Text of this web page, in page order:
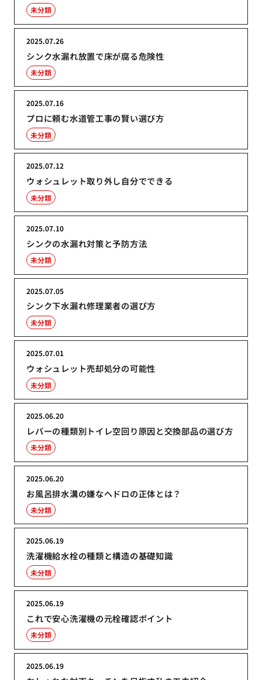
未分類
シンク水漏れ放置で床が腐る危険性
2025.07.26
未分類
プロに頼む水道管工事の賢い選び方
2025.07.16
未分類
ウォシュレット取り外し自分でできる
2025.07.12
未分類
シンクの水漏れ対策と予防方法
2025.07.10
未分類
シンク下水漏れ修理業者の選び方
2025.07.05
未分類
ウォシュレット売却処分の可能性
2025.07.01
未分類
レバーの種類別トイレ空回り原因と交換部品の選び方
2025.06.20
未分類
お風呂排水溝の嫌なヘドロの正体とは？
2025.06.20
未分類
洗濯機給水栓の種類と構造の基礎知識
2025.06.19
未分類
これで安心洗濯機の元栓確認ポイント
2025.06.19
未分類
2025.06.19